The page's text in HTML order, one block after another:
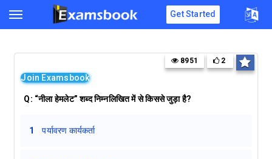
Get Started
Join Examsbook
8951 2
Q: “नीला हेमलेट” शब्द निम्नलिखित में से किससे जुड़ा है?
1 पर्यावरण कार्यकर्ता